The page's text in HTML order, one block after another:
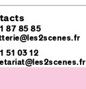
87 85 85
51 03 12